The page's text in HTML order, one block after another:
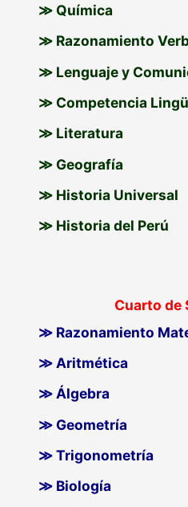
≫ Química
≫ Razonamiento
≫ Lenguaje y
≫ Competencia
≫ Literatura
≫ Geografía
≫ Historia Universal
≫ Historia del Perú
Cuarto de
≫ Razonamiento
≫ Aritmética
≫ Álgebra
≫ Geometría
≫ Trigonometría
≫ Biología